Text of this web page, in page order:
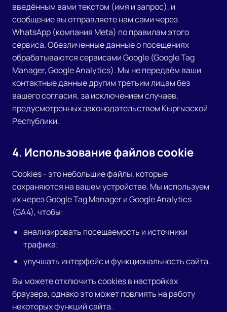
введённым вами текстом (имя и запрос), и
сообщение вы отправляете нам сами через
WhatsApp (компания Meta) по правилам этого
сервиса. Обезличенные данные о посещениях
обрабатываются сервисами Google (Google Tag
Manager, Google Analytics). Мы не передаём ваши
контактные данные другим третьим лицам без
вашего согласия, за исключением случаев,
предусмотренных законодательством Кыргызской
Республики.
4. Использование файлов cookie
Cookies - это небольшие файлы, которые
сохраняются на вашем устройстве. Мы используем
их через Google Tag Manager и Google Analytics
(GA4), чтобы:
анализировать посещаемость и источники
трафика;
улучшать интерфейс и функциональность сайта.
Вы можете отключить cookies в настройках
браузера, однако это может повлиять на работу
некоторых функций сайта.